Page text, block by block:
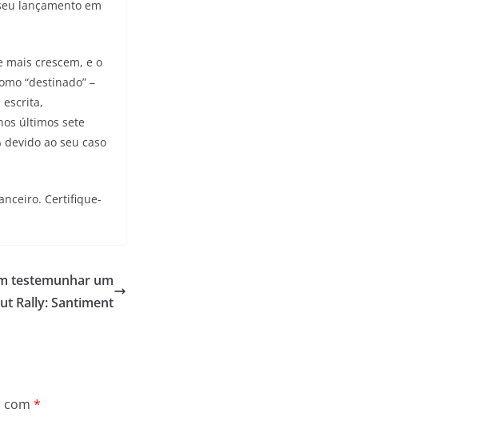
lançamento em
mais crescem, e o
“destinado” –
escrita,
últimos sete
ao seu caso
Certifique-
testemunhar um
Rally: Santiment
com *